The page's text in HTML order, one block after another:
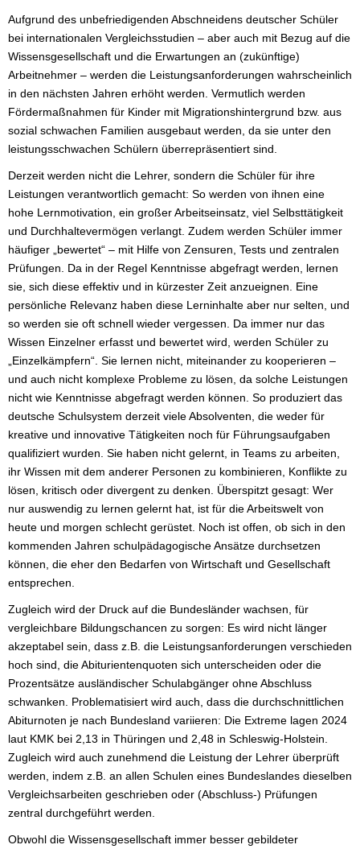
Aufgrund des unbefriedigenden Abschneidens deutscher Schüler
bei internationalen Vergleichsstudien – aber auch mit Bezug auf die
Wissensgesellschaft und die Erwartungen an (zukünftige)
Arbeitnehmer – werden die Leistungsanforderungen wahrscheinlich
in den nächsten Jahren erhöht werden. Vermutlich werden
Fördermaßnahmen für Kinder mit Migrationshintergrund bzw. aus
sozial schwachen Familien ausgebaut werden, da sie unter den
leistungsschwachen Schülern überrepräsentiert sind.
Derzeit werden nicht die Lehrer, sondern die Schüler für ihre
Leistungen verantwortlich gemacht: So werden von ihnen eine
hohe Lernmotivation, ein großer Arbeitseinsatz, viel Selbsttätigkeit
und Durchhaltevermögen verlangt. Zudem werden Schüler immer
häufiger „bewertet“ – mit Hilfe von Zensuren, Tests und zentralen
Prüfungen. Da in der Regel Kenntnisse abgefragt werden, lernen
sie, sich diese effektiv und in kürzester Zeit anzueignen. Eine
persönliche Relevanz haben diese Lerninhalte aber nur selten, und
so werden sie oft schnell wieder vergessen. Da immer nur das
Wissen Einzelner erfasst und bewertet wird, werden Schüler zu
„Einzelkämpfern“. Sie lernen nicht, miteinander zu kooperieren –
und auch nicht komplexe Probleme zu lösen, da solche Leistungen
nicht wie Kenntnisse abgefragt werden können. So produziert das
deutsche Schulsystem derzeit viele Absolventen, die weder für
kreative und innovative Tätigkeiten noch für Führungsaufgaben
qualifiziert wurden. Sie haben nicht gelernt, in Teams zu arbeiten,
ihr Wissen mit dem anderer Personen zu kombinieren, Konflikte zu
lösen, kritisch oder divergent zu denken. Überspitzt gesagt: Wer
nur auswendig zu lernen gelernt hat, ist für die Arbeitswelt von
heute und morgen schlecht gerüstet. Noch ist offen, ob sich in den
kommenden Jahren schulpädagogische Ansätze durchsetzen
können, die eher den Bedarfen von Wirtschaft und Gesellschaft
entsprechen.
Zugleich wird der Druck auf die Bundesländer wachsen, für
vergleichbare Bildungschancen zu sorgen: Es wird nicht länger
akzeptabel sein, dass z.B. die Leistungsanforderungen verschieden
hoch sind, die Abiturientenquoten sich unterscheiden oder die
Prozentsätze ausländischer Schulabgänger ohne Abschluss
schwanken. Problematisiert wird auch, dass die durchschnittlichen
Abiturnoten je nach Bundesland variieren: Die Extreme lagen 2024
laut KMK bei 2,13 in Thüringen und 2,48 in Schleswig-Holstein.
Zugleich wird auch zunehmend die Leistung der Lehrer überprüft
werden, indem z.B. an allen Schulen eines Bundeslandes dieselben
Vergleichsarbeiten geschrieben oder (Abschluss-) Prüfungen
zentral durchgeführt werden.
Obwohl die Wissensgesellschaft immer besser gebildeter